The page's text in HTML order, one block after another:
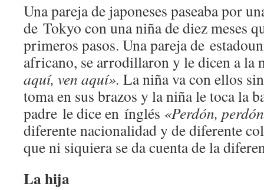
Una pareja de japoneses paseaba por
de Tokyo con una niña de diez meses
primeros pasos. Una pareja de
africano, se arrodillaron y le dicen a la
aquí, ven aquí». La niña va con ellos
toma en sus brazos y la niña le toca la
padre le dice en ínglés «Perdón,
diferente nacionalidad y de diferente
que ni siquiera se da cuenta de la
La hija